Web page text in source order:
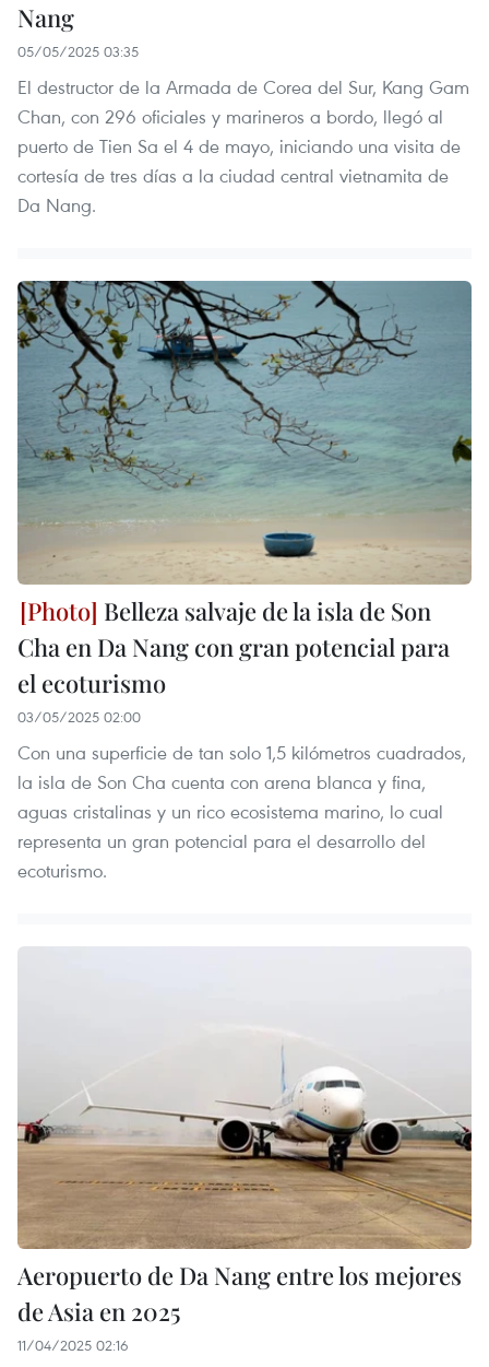
Nang
05/05/2025 03:35
El destructor de la Armada de Corea del Sur, Kang Gam
Chan, con 296 oficiales y marineros a bordo, llegó al
puerto de Tien Sa el 4 de mayo, iniciando una visita de
cortesía de tres días a la ciudad central vietnamita de
Da Nang.
Belleza salvaje de la isla de Son
Cha en Da Nang con gran potencial para
el ecoturismo
03/05/2025 02:00
Con una superficie de tan solo 1,5 kilómetros cuadrados,
la isla de Son Cha cuenta con arena blanca y fina,
aguas cristalinas y un rico ecosistema marino, lo cual
representa un gran potencial para el desarrollo del
ecoturismo.
Aeropuerto de Da Nang entre los mejores
de Asia en 2025
11/04/2025 02:16